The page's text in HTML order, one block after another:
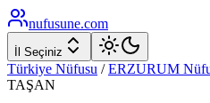
nufusune.com
İl Seçiniz
Türkiye Nüfusu / ERZURUM
TAŞAN